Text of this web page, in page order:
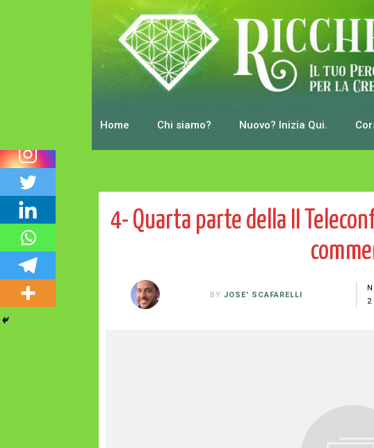
Home Chi siamo? Nuovo? Inizia Qui.
4- Quarta parte della II
BYJOSE' SCAFARELLI